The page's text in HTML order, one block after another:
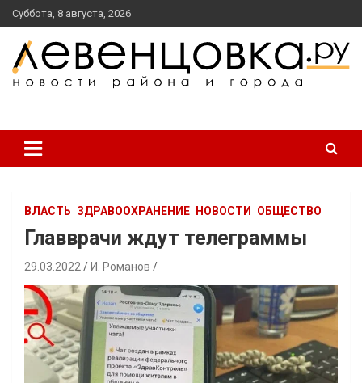
перейти
к
содержанию
Суббота, 8 августа, 2026
ВЛАСТЬ ЗДРАВООХРАНЕНИЕ НОВОСТИ ОБЩЕСТВО
Главврачи ждут телеграммы
29.03.2022 И. Романов